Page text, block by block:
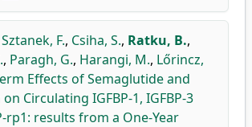
Sztanek, F., Csiha, S., Ratku, B.,
, Paragh, G., Harangi, M., Lőrincz,
Effects of Semaglutide and
Circulating IGFBP-1, IGFBP-3
rp1: results from a One-Year